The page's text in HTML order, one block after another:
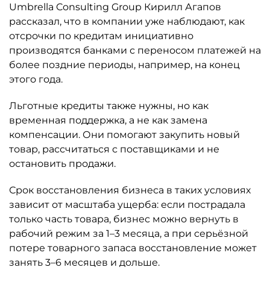
Umbrella Consulting Group Кирилл Агапов
рассказал, что в компании уже наблюдают, как
отсрочки по кредитам инициативно
производятся банками с переносом платежей на
более поздние периоды, например, на конец
этого года.
Льготные кредиты также нужны, но как
временная поддержка, а не как замена
компенсации. Они помогают закупить новый
товар, рассчитаться с поставщиками и не
остановить продажи.
Срок восстановления бизнеса в таких условиях
зависит от масштаба ущерба: если пострадала
только часть товара, бизнес можно вернуть в
рабочий режим за 1–3 месяца, а при серьёзной
потере товарного запаса восстановление может
занять 3–6 месяцев и дольше.